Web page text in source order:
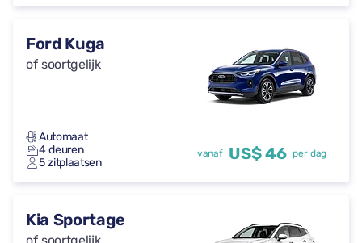
Ford Kuga
of soortgelijk
Automaat
4 deuren
5 zitplaatsen
vanaf US$ 46 per dag
Kia Sportage